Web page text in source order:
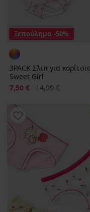
Ξεπούλημα -50%
3PACK Σλιπ για
Sweet Girl
Έκπτωση
7,50 € Αρχική τιμή
14,99 €